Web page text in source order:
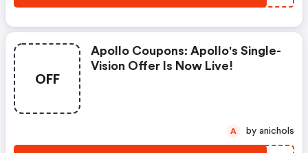
OFF
Apollo Coupons: Apollo's Single-
Vision Offer Is Now Live!
A by anichols